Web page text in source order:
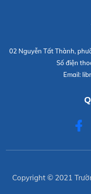
02 Nguyễn Tất Thành,
Số điện
Email:
Copyright © 2021